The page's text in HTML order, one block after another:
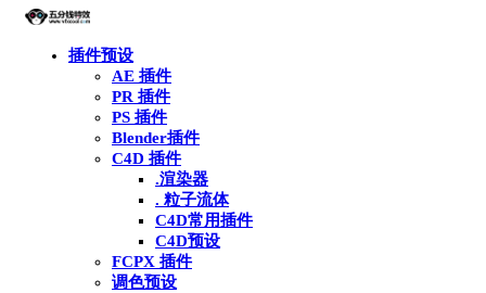
插件预设
AE 插件
PR 插件
PS 插件
Blender插件
C4D 插件
.渲染器
. 粒子流体
C4D常用插件
C4D预设
FCPX 插件
调色预设